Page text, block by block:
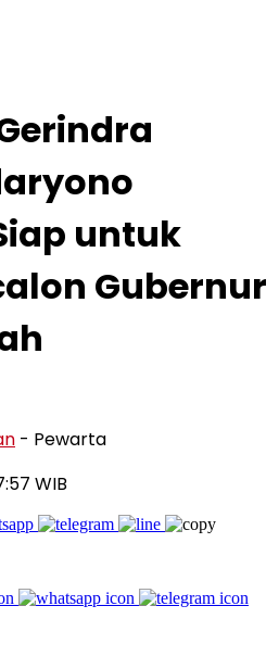
untuk
Gubernur
- Pewarta
WIB